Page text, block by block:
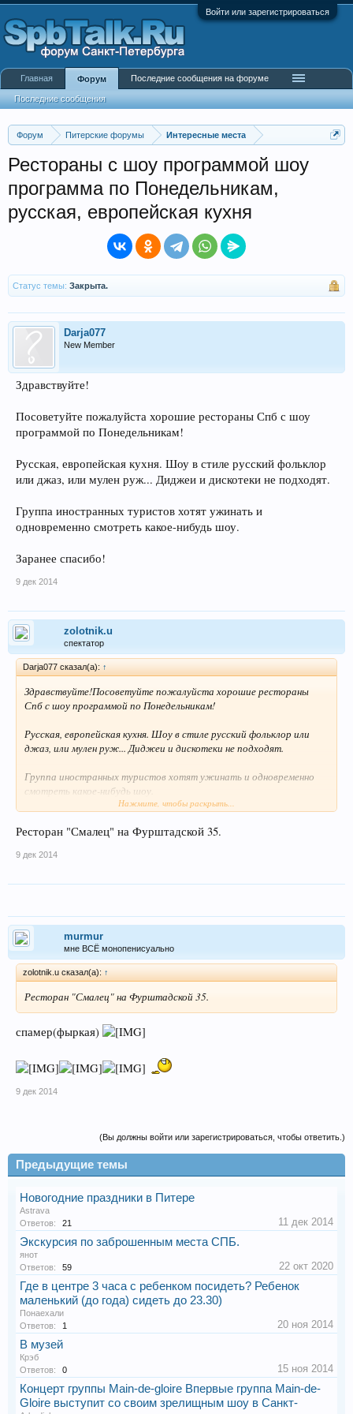
Войти или зарегистрироваться
Форум Питерские форумы Интересные места
Рестораны с шоу программой шоу
программа по Понедельникам,
русская, европейская кухня
Статус темы: Закрыта.
Darja077
New Member
Здравствуйте!
Посоветуйте пожалуйста хорошие рестораны Спб с шоу
программой по Понедельникам!
Русская, европейская кухня. Шоу в стиле русский фольклор
или джаз, или мулен руж... Диджеи и дискотеки не подходят.
Группа иностранных туристов хотят ужинать и
одновременно смотреть какое-нибудь шоу.
Заранее спасибо!
9 дек 2014
zolotnik.u
спектатор
Darja077 сказал(а): ↑
Здравствуйте!Посоветуйте пожалуйста хорошие рестораны
Спб с шоу программой по Понедельникам!
Русская, европейская кухня. Шоу в стиле русский фольклор или
джаз, или мулен руж... Диджеи и дискотеки не подходят.
Группа иностранных туристов хотят ужинать и одновременно
смотреть какое-нибудь шоу.
Нажмите, чтобы раскрыть...
Ресторан "Смалец" на Фурштадской 35.
9 дек 2014
murmur
мне ВСЁ монопенисуально
zolotnik.u сказал(а): ↑
Ресторан "Смалец" на Фурштадской 35.
спамер(фыркая)
9 дек 2014
(Вы должны войти или зарегистрироваться, чтобы ответить.)
Предыдущие темы
Новогодние праздники в Питере
Astrava
Ответов:
21 11 дек 2014
Экскурсия по заброшенным места СПБ.
янот
Ответов:
59 22 окт 2020
Где в центре 3 часа с ребенком посидеть? Ребенок
маленький (до года) сидеть до 23.30)
Понаехали
Ответов:
1 20 ноя 2014
В музей
Крэб
Ответов:
0 15 ноя 2014
Концерт группы Main-de-gloire Впервые группа Main-de-
Gloire выступит со своим зрелищным шоу в Санкт-
Главная Форум
Последние сообщения
Последние сообщения на форуме